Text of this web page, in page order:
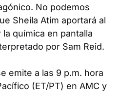
No podemos
Sheila Atim aportará al
química en pantalla
por Sam Reid.
emite a las 9 p.m. hora
(ET/PT) en AMC y